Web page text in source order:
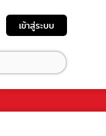
เข้าสู่ระบบ